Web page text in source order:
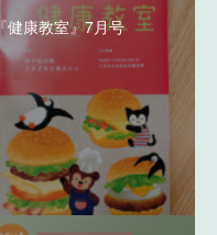
『健康教室』7月号